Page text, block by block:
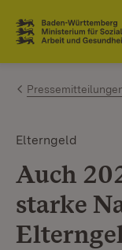
Zum Inhalt
Link zur
Elterngeld
Auch
starke